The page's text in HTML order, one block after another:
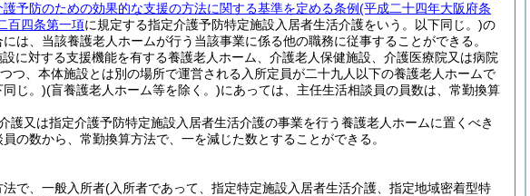
予防のための効果的な支援の方法に関する基準を定める条例(平成二十四年大阪府条
百四条第一項に規定する指定介護予防特定施設入居者生活介護をいう。以下同じ。)の
は、当該養護老人ホームが行う当該事業に係る他の職務に従事することができる。
に対する支援機能を有する養護老人ホーム、介護老人保健施設、介護医療院又は病院
つ、本体施設とは別の場所で運営される入所定員が二十九人以下の養護老人ホームで
同じ。)(盲養護老人ホーム等を除く。)にあっては、主任生活相談員の員数は、常勤換算
又は指定介護予防特定施設入居者生活介護の事業を行う養護老人ホームに置くべき
の数から、常勤換算方法で、一を減じた数とすることができる。
で、一般入所者(入所者であって、指定特定施設入居者生活介護、指定地域密着型特